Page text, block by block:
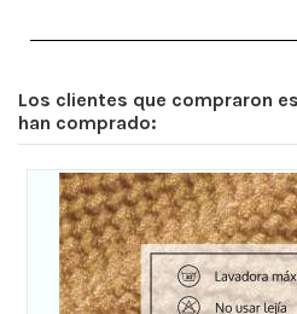
Los clientes que compraron
han comprado: